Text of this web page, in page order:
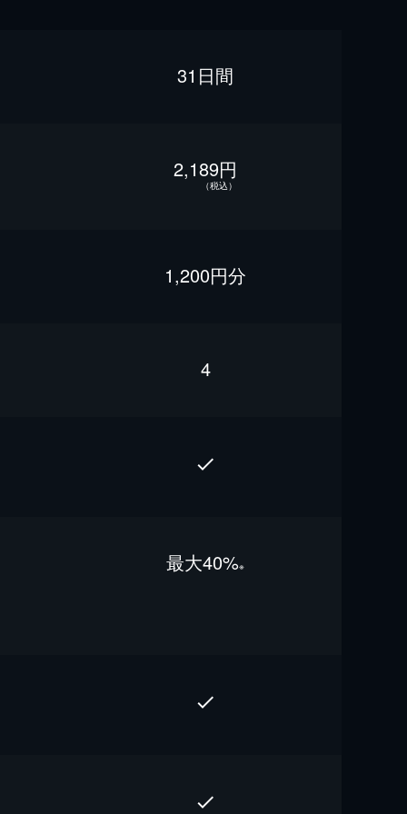
31日間
2,189円
（税込）
1,200円分
4
最⼤40%※